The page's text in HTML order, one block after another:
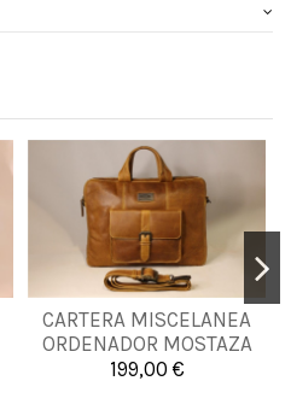
CARTERA MISCELANEA
ORDENADOR MOSTAZA
199,00 €
UNICA
Añadir al carrito